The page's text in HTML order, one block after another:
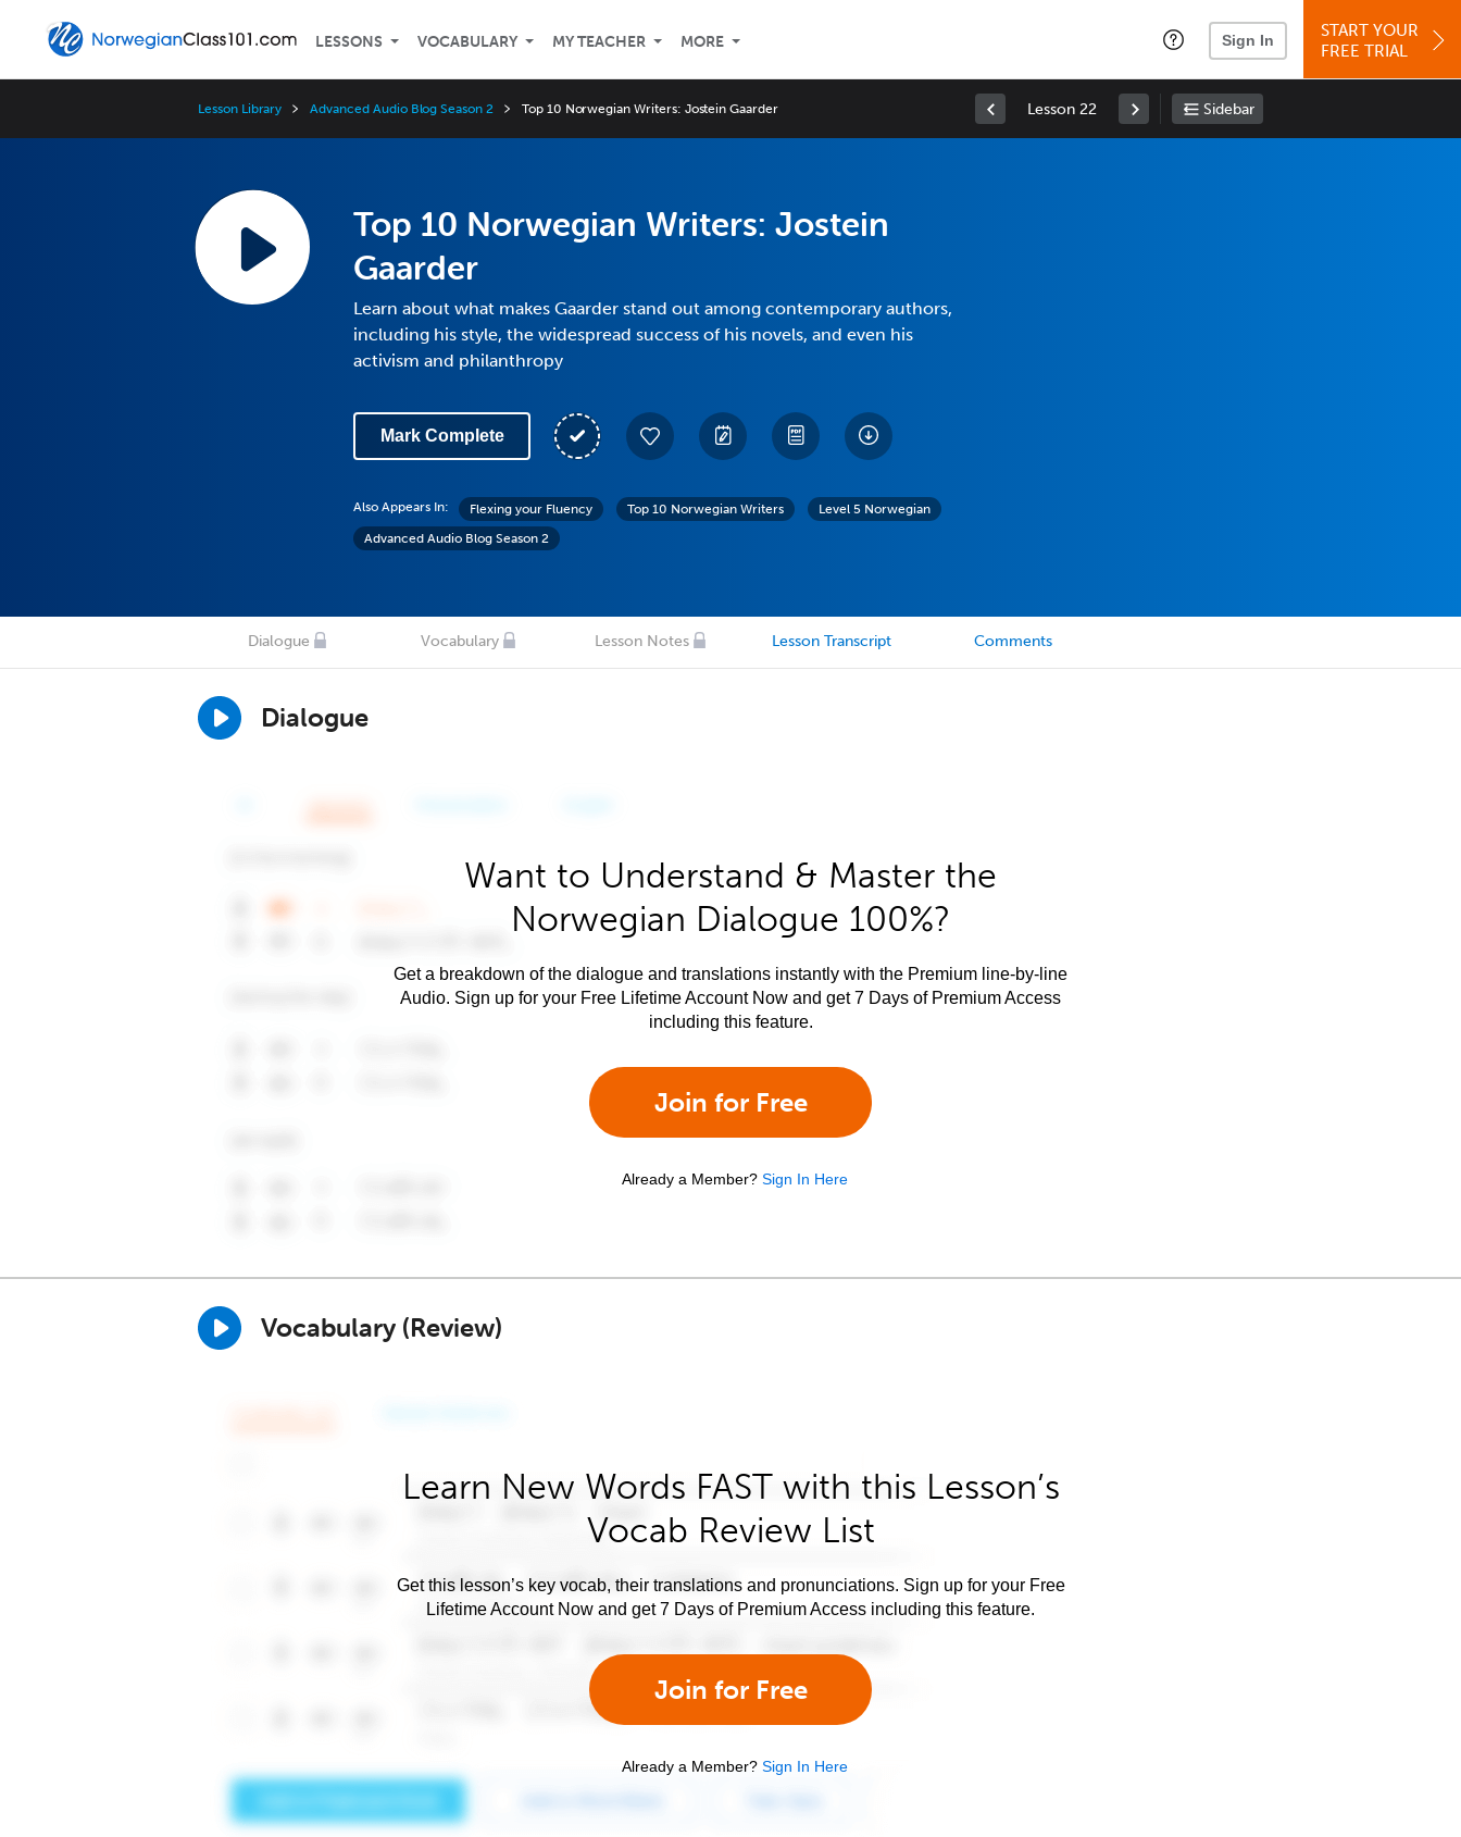
LESSONS VOCABULARY MY TEACHER MORE Sign In
START YOUR
FREE TRIAL
Lesson Library Advanced Audio Blog Season 2 Top 10 Norwegian Writers: Jostein Gaarder Lesson 22 Sidebar
Top 10 Norwegian Writers: Jostein
Gaarder
Learn about what makes Gaarder stand out among contemporary authors,
including his style, the widespread success of his novels, and even his
activism and philanthropy
Mark Complete
Also Appears In: Flexing your Fluency Top 10 Norwegian Writers
Level 5 Norwegian
Advanced Audio Blog Season 2
Dialogue Vocabulary Lesson Notes Lesson Transcript Comments
Dialogue
Want to Understand & Master the
Norwegian Dialogue 100%?
Get a breakdown of the dialogue and translations instantly with the Premium line-by-line
Audio. Sign up for your Free Lifetime Account Now and get 7 Days of Premium Access
including this feature.
Join for Free
Already a Member? Sign In Here
Vocabulary (Review)
Learn New Words FAST with this Lesson’s
Vocab Review List
Get this lesson’s key vocab, their translations and pronunciations. Sign up for your Free
Lifetime Account Now and get 7 Days of Premium Access including this feature.
Join for Free
Already a Member? Sign In Here